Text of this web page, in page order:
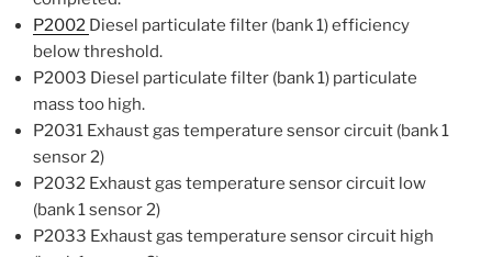
P2002 Diesel particulate filter (bank 1) efficiency
below threshold.
P2003 Diesel particulate filter (bank 1) particulate
mass too high.
P2031 Exhaust gas temperature sensor circuit (bank 1
sensor 2)
P2032 Exhaust gas temperature sensor circuit low
(bank 1 sensor 2)
P2033 Exhaust gas temperature sensor circuit high